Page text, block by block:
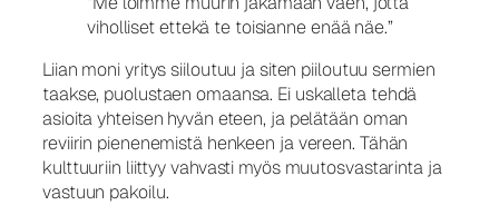
viholliset ettekä te toisianne enää näe.”
Liian moni yritys siiloutuu ja siten piiloutuu sermien
taakse, puolustaen omaansa. Ei uskalleta tehdä
asioita yhteisen hyvän eteen, ja pelätään oman
reviirin pienenemistä henkeen ja vereen. Tähän
kulttuuriin liittyy vahvasti myös muutosvastarinta ja
vastuun pakoilu.